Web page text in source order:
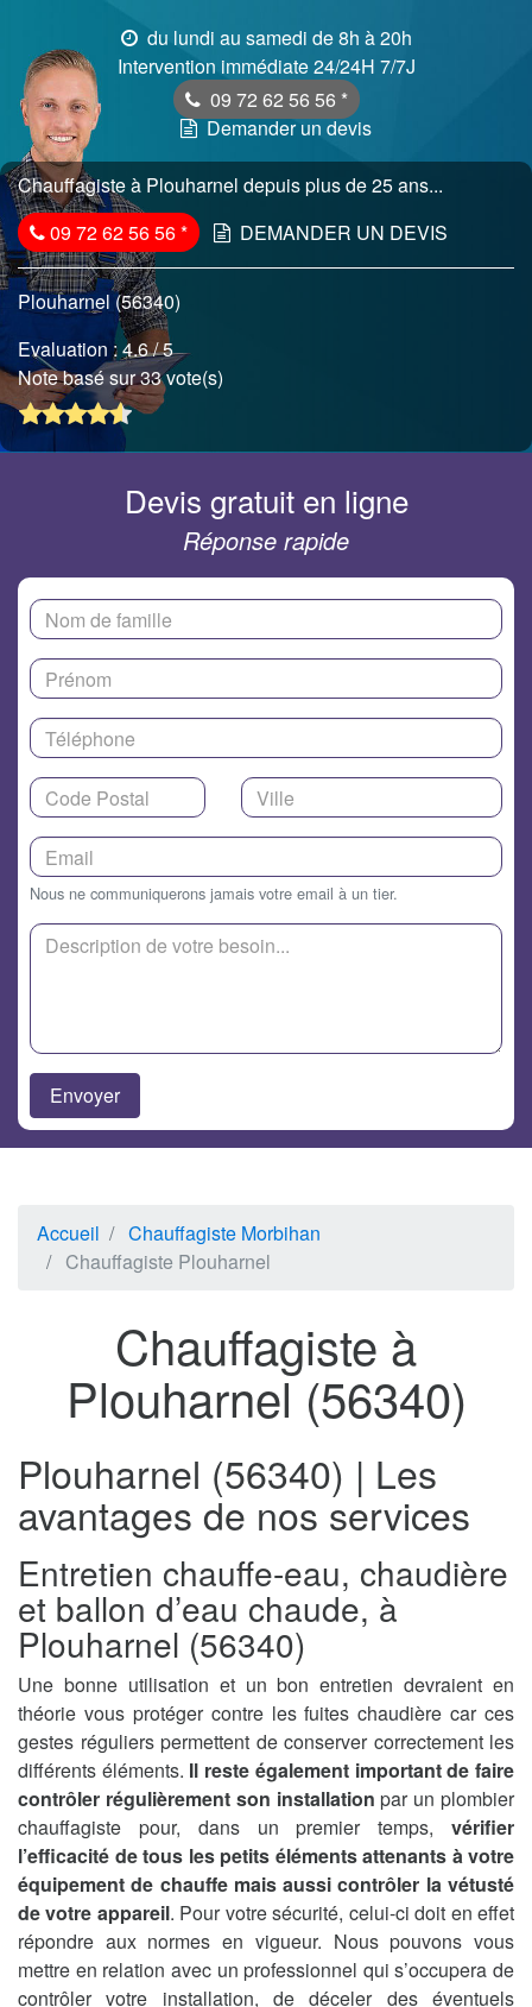
du lundi au samedi de 8h à 20h
Intervention immédiate 24/24H 7/7J
09 72 62 56 56 *
Demander un devis
Chauffagiste à Plouharnel depuis plus de 25 ans...
09 72 62 56 56* DEMANDER UN DEVIS
Plouharnel (56340)
Evaluation :4.6/ 5
Note basé sur 33 vote(s)
Devis gratuit en ligne
Réponse rapide
Nous ne communiquerons jamais votre email à un tier.
Accueil
Chauffagiste Morbihan
Chauffagiste Plouharnel
Chauffagiste à
Plouharnel (56340)
Plouharnel (56340) | Les
avantages de nos services
Entretien chauffe-eau, chaudière
et ballon d’eau chaude, à
Plouharnel (56340)
Une bonne utilisation et un bon entretien devraient en
théorie vous protéger contre les fuites chaudière car ces
gestes réguliers permettent de conserver correctement les
différents éléments. Il reste également important de faire
contrôler régulièrement son installation par un plombier
chauffagiste pour, dans un premier temps, vérifier
l’efficacité de tous les petits éléments attenants à votre
équipement de chauffe mais aussi contrôler la vétusté
de votre appareil. Pour votre sécurité, celui-ci doit en effet
répondre aux normes en vigueur. Nous pouvons vous
mettre en relation avec un professionnel qui s’occupera de
contrôler votre installation, de déceler des éventuels